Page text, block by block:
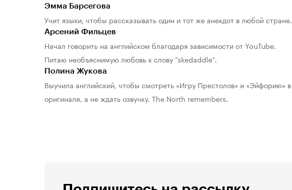
Эмма Барсегова
Учит языки, чтобы рассказывать один и тот же анекдот в любой стране.
Арсений Фильцев
Начал говорить на английском благодаря зависимости от YouTube.
Питаю необъяснимую любовь к слову "skedaddle".
Полина Жукова
Выучила английский, чтобы смотреть «Игру Престолов» и «Эйфорию» в
оригинале, а не ждать озвучку. The North remembers.